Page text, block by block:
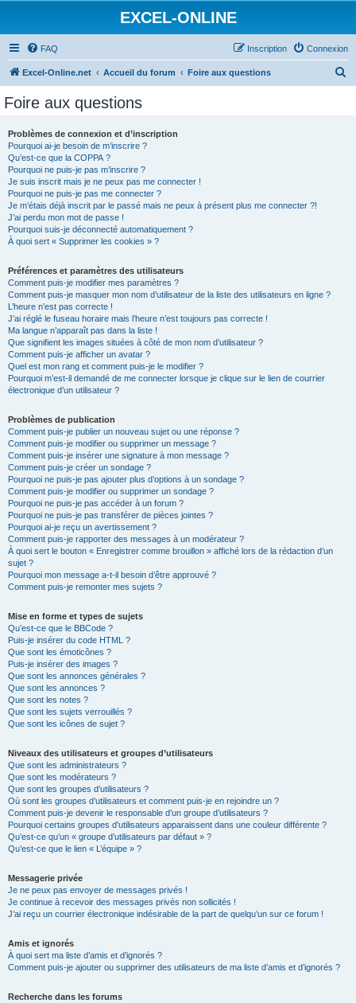
EXCEL-ONLINE
FAQ Connexion
Inscription
Excel-Online.net Accueil du forum Foire aux questions
Foire aux questions
Problèmes de connexion et d’inscription
Pourquoi ai-je besoin de m’inscrire ?
Qu’est-ce que la COPPA ?
Pourquoi ne puis-je pas m’inscrire ?
Je suis inscrit mais je ne peux pas me connecter !
Pourquoi ne puis-je pas me connecter ?
Je m’étais déjà inscrit par le passé mais ne peux à présent plus me connecter ?!
J’ai perdu mon mot de passe !
Pourquoi suis-je déconnecté automatiquement ?
À quoi sert « Supprimer les cookies » ?
Préférences et paramètres des utilisateurs
Comment puis-je modifier mes paramètres ?
Comment puis-je masquer mon nom d’utilisateur de la liste des utilisateurs en ligne ?
L’heure n’est pas correcte !
J’ai réglé le fuseau horaire mais l’heure n’est toujours pas correcte !
Ma langue n’apparaît pas dans la liste !
Que signifient les images situées à côté de mon nom d’utilisateur ?
Comment puis-je afficher un avatar ?
Quel est mon rang et comment puis-je le modifier ?
Pourquoi m’est-il demandé de me connecter lorsque je clique sur le lien de courrier
électronique d’un utilisateur ?
Problèmes de publication
Comment puis-je publier un nouveau sujet ou une réponse ?
Comment puis-je modifier ou supprimer un message ?
Comment puis-je insérer une signature à mon message ?
Comment puis-je créer un sondage ?
Pourquoi ne puis-je pas ajouter plus d’options à un sondage ?
Comment puis-je modifier ou supprimer un sondage ?
Pourquoi ne puis-je pas accéder à un forum ?
Pourquoi ne puis-je pas transférer de pièces jointes ?
Pourquoi ai-je reçu un avertissement ?
Comment puis-je rapporter des messages à un modérateur ?
À quoi sert le bouton « Enregistrer comme brouillon » affiché lors de la rédaction d’un
sujet ?
Pourquoi mon message a-t-il besoin d’être approuvé ?
Comment puis-je remonter mes sujets ?
Mise en forme et types de sujets
Qu’est-ce que le BBCode ?
Puis-je insérer du code HTML ?
Que sont les émoticônes ?
Puis-je insérer des images ?
Que sont les annonces générales ?
Que sont les annonces ?
Que sont les notes ?
Que sont les sujets verrouillés ?
Que sont les icônes de sujet ?
Niveaux des utilisateurs et groupes d’utilisateurs
Que sont les administrateurs ?
Que sont les modérateurs ?
Que sont les groupes d’utilisateurs ?
Où sont les groupes d’utilisateurs et comment puis-je en rejoindre un ?
Comment puis-je devenir le responsable d’un groupe d’utilisateurs ?
Pourquoi certains groupes d’utilisateurs apparaissent dans une couleur différente ?
Qu’est-ce qu’un « groupe d’utilisateurs par défaut » ?
Qu’est-ce que le lien « L’équipe » ?
Messagerie privée
Je ne peux pas envoyer de messages privés !
Je continue à recevoir des messages privés non sollicités !
J’ai reçu un courrier électronique indésirable de la part de quelqu’un sur ce forum !
Amis et ignorés
À quoi sert ma liste d’amis et d’ignorés ?
Comment puis-je ajouter ou supprimer des utilisateurs de ma liste d’amis et d’ignorés ?
Recherche dans les forums